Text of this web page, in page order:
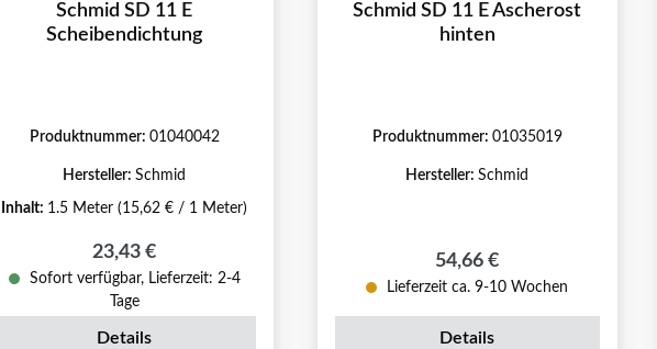
Schmid SD 11 E
Scheibendichtung
Produktnummer: 01040042
Hersteller:Schmid
Inhalt: 1.5 Meter(15,62 € / 1 Meter)
Regulärer Preis:
23,43 €
Sofort verfügbar, Lieferzeit: 2-4
Tage
Details
Schmid SD 11 E Ascherost
hinten
Produktnummer: 01035019
Hersteller:Schmid
Regulärer Preis:
54,66 €
Lieferzeit ca. 9-10 Wochen
Details